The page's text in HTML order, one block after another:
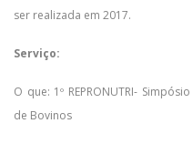
ser realizada em 2017.
Serviço:
O que: 1º REPRONUTRI-
de Bovinos